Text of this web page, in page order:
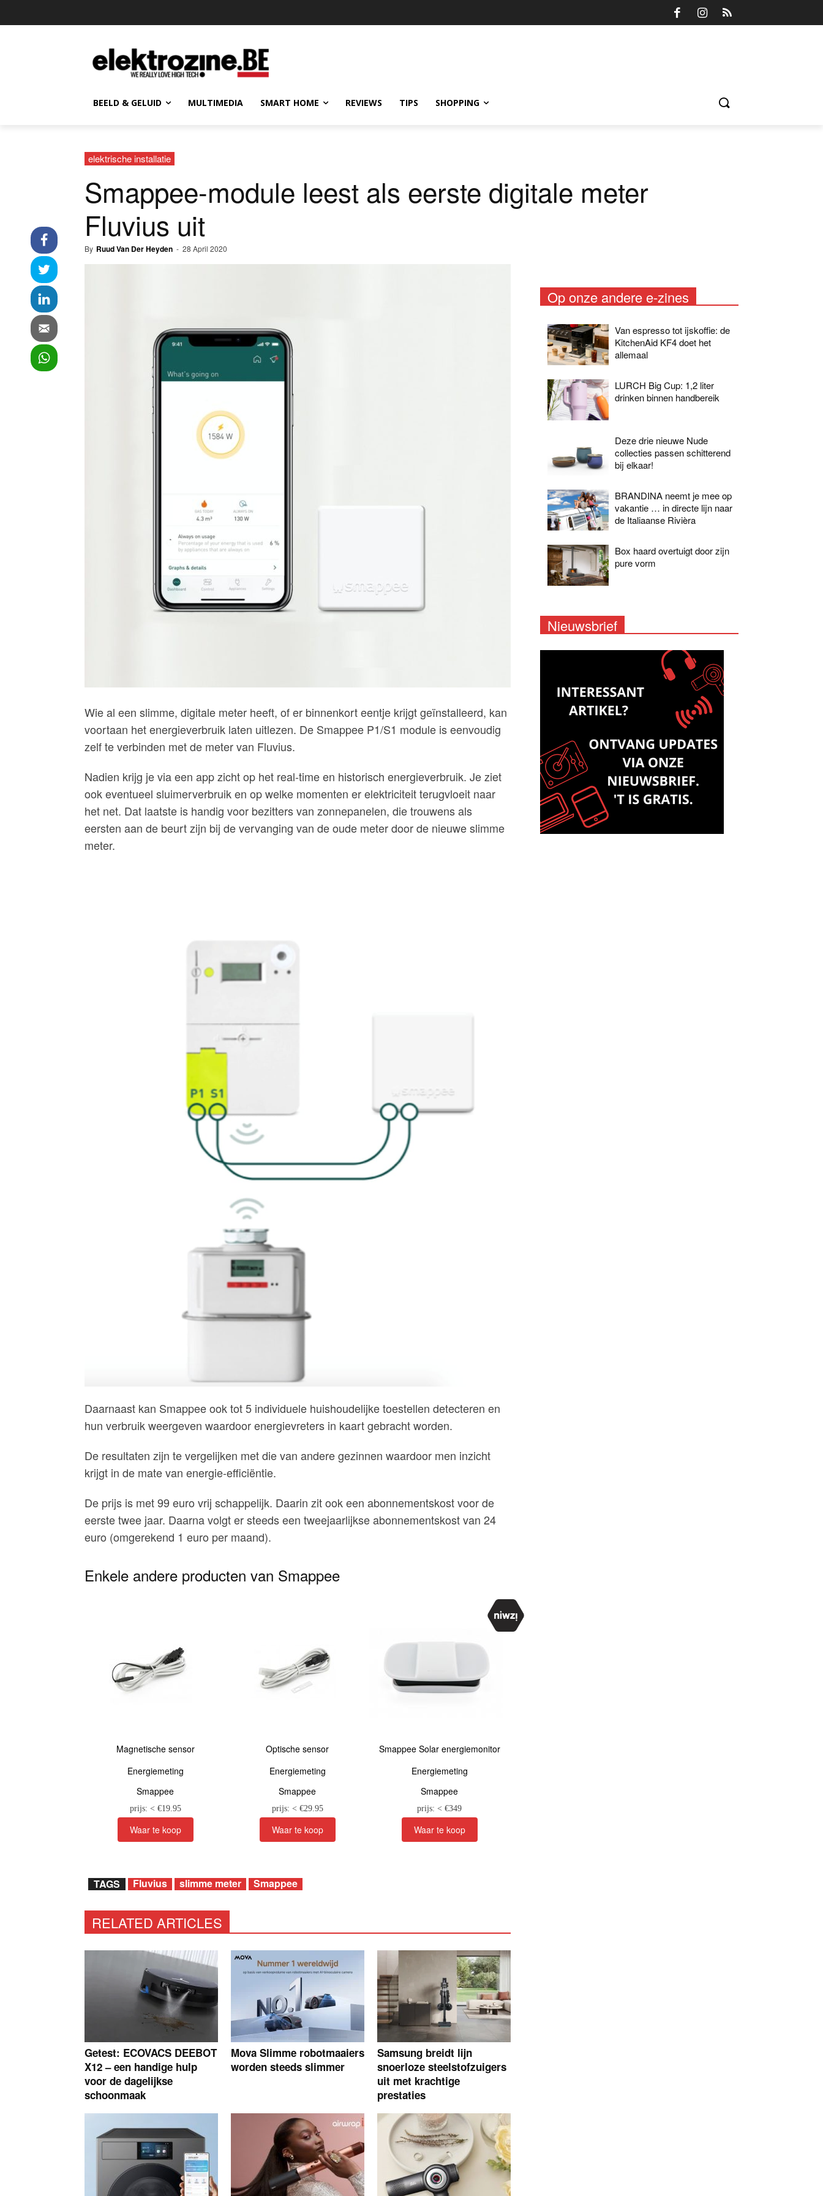
BEELD & GELUID MULTIMEDIA SMART HOME REVIEWS TIPS SHOPPING
elektrische installatie
Smappee-module leest als eerste digitale meter
Fluvius uit
By Ruud Van Der Heyden - 28 April 2020
Wie al een slimme, digitale meter heeft, of er binnenkort eentje krijgt geïnstalleerd, kan
voortaan het energieverbruik laten uitlezen. De Smappee P1/S1 module is eenvoudig
zelf te verbinden met de meter van Fluvius.
Nadien krijg je via een app zicht op het real-time en historisch energieverbruik. Je ziet
ook eventueel sluimerverbruik en op welke momenten er elektriciteit terugvloeit naar
het net. Dat laatste is handig voor bezitters van zonnepanelen, die trouwens als
eersten aan de beurt zijn bij de vervanging van de oude meter door de nieuwe slimme
meter.
Daarnaast kan Smappee ook tot 5 individuele huishoudelijke toestellen detecteren en
hun verbruik weergeven waardoor energievreters in kaart gebracht worden.
De resultaten zijn te vergelijken met die van andere gezinnen waardoor men inzicht
krijgt in de mate van energie-efficiëntie.
De prijs is met 99 euro vrij schappelijk. Daarin zit ook een abonnementskost voor de
eerste twee jaar. Daarna volgt er steeds een tweejaarlijkse abonnementskost van 24
euro (omgerekend 1 euro per maand).
Enkele andere producten van Smappee
Magnetische sensor
Energiemeting
Smappee
prijs: < €19.95
Optische sensor
Energiemeting
Smappee
prijs: < €29.95
Smappee Solar energiemonitor
Energiemeting
Smappee
prijs: < €349
TAGS Fluvius slimme meter Smappee
RELATED ARTICLES
Getest: ECOVACS DEEBOT
X12 – een handige hulp
voor de dagelijkse
schoonmaak
Mova Slimme robotmaaiers
worden steeds slimmer
Samsung breidt lijn
snoerloze steelstofzuigers
uit met krachtige
prestaties
Op onze andere e-zines
Van espresso tot ijskoffie: de
KitchenAid KF4 doet het
allemaal
LURCH Big Cup: 1,2 liter
drinken binnen handbereik
Deze drie nieuwe Nude
collecties passen schitterend
bij elkaar!
BRANDINA neemt je mee op
vakantie … in directe lijn naar
de Italiaanse Rivièra
Box haard overtuigt door zijn
pure vorm
Nieuwsbrief